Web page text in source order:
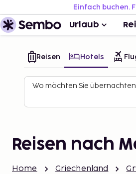
Einfach buchen.
Urlaub
Reisen Hotels
Wo möchten Sie
Reisen nach
Home Griechenland